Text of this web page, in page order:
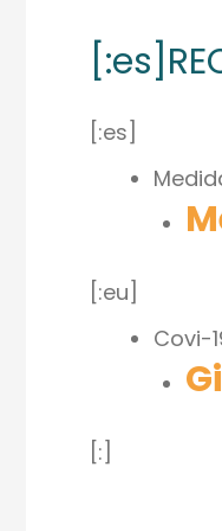
[:es]
[:eu]
Covi-
[:]